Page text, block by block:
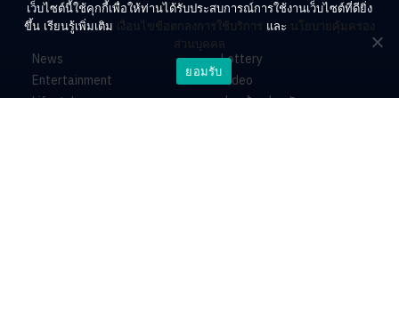
News
Entertainment
Lifestyle
Lottery
Video
ร่วมด้วยช่วยกัน
เว็บไซต์นี้ใช้คุกกี้เพื่อให้ท่านได้รับประสบการณ์การใช้งานเว็บไซต์ที่ดียิ่ง
ขึ้น เรียนรู้เพิ่มเติม เงื่อนไขข้อตกลงการใช้บริการ และ นโยบายคุ้มครอง
ส่วนบุคคล
ยอมรับ